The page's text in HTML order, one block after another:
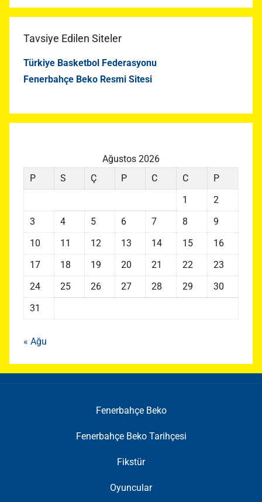
Tavsiye Edilen Siteler
Türkiye Basketbol Federasyonu
Fenerbahçe Beko Resmi Sitesi
Ağustos 2026
P
S Ç P C C
P
1
2
3
4 5 6 7 8
9
10
11 12 13 14 15
16
17
18 19 20 21 22
23
24
25 26 27 28 29
30
31
« Ağu
Fenerbahçe Beko
Fenerbahçe Beko Tarihçesi
Fikstür
Oyuncular